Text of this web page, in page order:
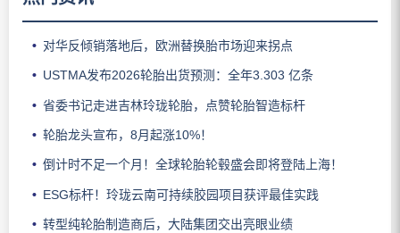
对华反倾销落地后，欧洲替换胎市场迎来拐点
USTMA发布2026轮胎出货预测：全年3.303 亿条
省委书记走进吉林玲珑轮胎，点赞轮胎智造标杆
轮胎龙头宣布，8月起涨10%！
倒计时不足一个月！全球轮胎轮毂盛会即将登陆上海！
ESG标杆！玲珑云南可持续胶园项目获评最佳实践
转型纯轮胎制造商后，大陆集团交出亮眼业绩